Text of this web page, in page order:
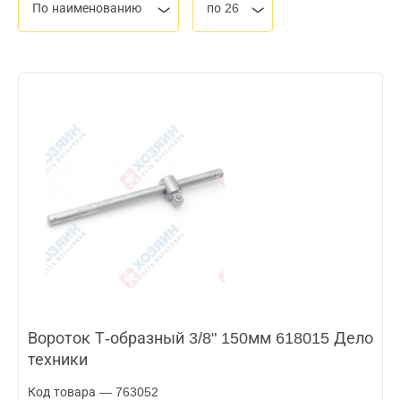
По наименованию по 26
Вороток Т-образный 3/8" 150мм 618015 Дело
техники
Код товара — 763052